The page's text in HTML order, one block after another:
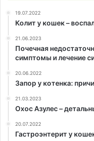
19.07.2022
Колит у кошек –
21.06.2023
Почечная
симптомы и лечение
20.06.2022
Запор у котенка:
21.03.2023
Охос Азулес –
20.07.2022
Гастроэнтерит у